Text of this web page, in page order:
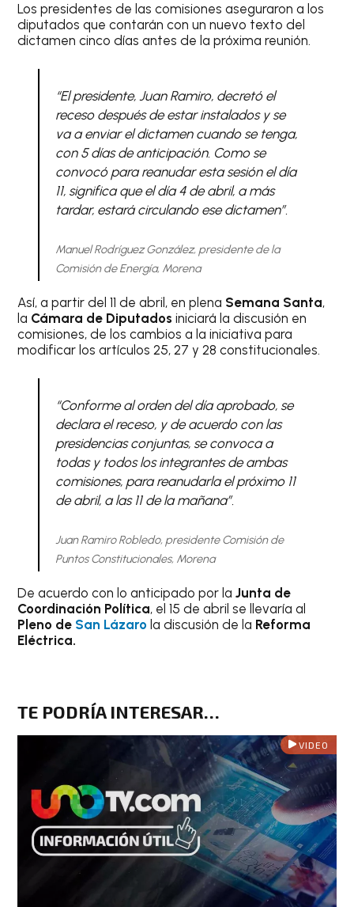
Los presidentes de las comisiones aseguraron a los
diputados que contarán con un nuevo texto del
dictamen cinco días antes de la próxima reunión.
“El presidente, Juan Ramiro, decretó el
receso después de estar instalados y se
va a enviar el dictamen cuando se tenga,
con 5 días de anticipación. Como se
convocó para reanudar esta sesión el día
11, significa que el día 4 de abril, a más
tardar, estará circulando ese dictamen”.
Manuel Rodríguez González, presidente de la
Comisión de Energía, Morena
Así, a partir del 11 de abril, en plena Semana Santa,
la Cámara de Diputadosiniciará la discusión en
comisiones, de los cambios a la iniciativa para
modificar los artículos 25, 27 y 28 constitucionales.
“Conforme al orden del día aprobado, se
declara el receso, y de acuerdo con las
presidencias conjuntas, se convoca a
todas y todos los integrantes de ambas
comisiones, para reanudarla el próximo 11
de abril, a las 11 de la mañana”.
Juan Ramiro Robledo, presidente Comisión de
Puntos Constitucionales, Morena
De acuerdo con lo anticipado por laJunta de
Coordinación Política, el 15 de abril se llevaría al
Pleno de San Lázaro la discusión de la Reforma
Eléctrica.
TE PODRÍA INTERESAR…
VIDEO